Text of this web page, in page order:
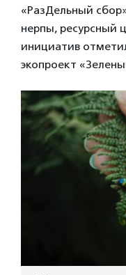
«РазДельный
нерпы, ресурсный
инициатив
экопроект